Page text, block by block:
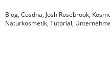
Blog, Cosdna, Josh Rosebrook,
Naturkosmetik, Tutorial,